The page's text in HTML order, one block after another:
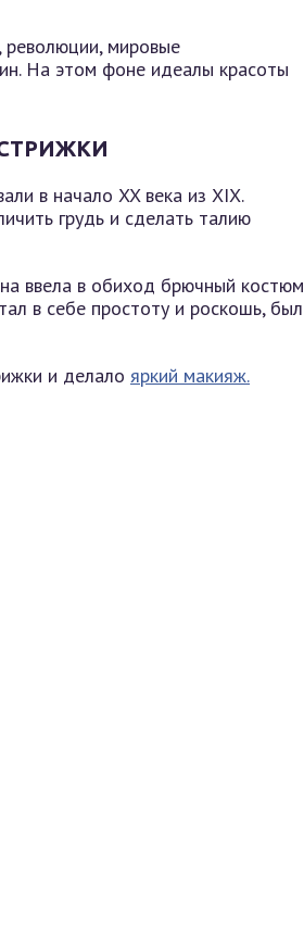
революции, мировые
На этом фоне идеалы красоты
в начало XX века из XIX.
грудь и сделать талию
ввела в обиход брючный костюм
в себе простоту и роскошь, был
и делало яркий макияж.